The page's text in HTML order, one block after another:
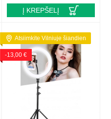
Į KREPŠELĮ
Atsiimkite Vilniuje šiandien
-13,00 €